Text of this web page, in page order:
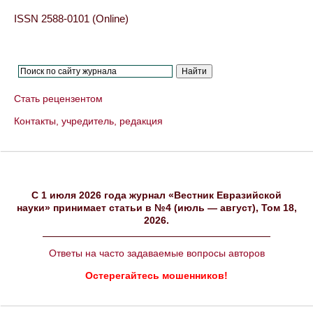
ISSN 2588-0101 (Online)
Стать рецензентом
Контакты, учредитель, редакция
C 1 июля 2026 года журнал «Вестник Евразийской
науки» принимает статьи в №4 (июль — август), Том 18,
2026.
Ответы на часто задаваемые вопросы авторов
Остерегайтесь мошенников!